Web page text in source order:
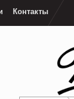
Контакты